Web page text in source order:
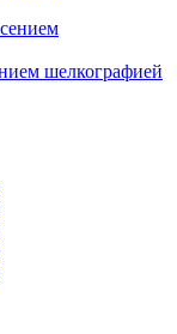
шелкографией